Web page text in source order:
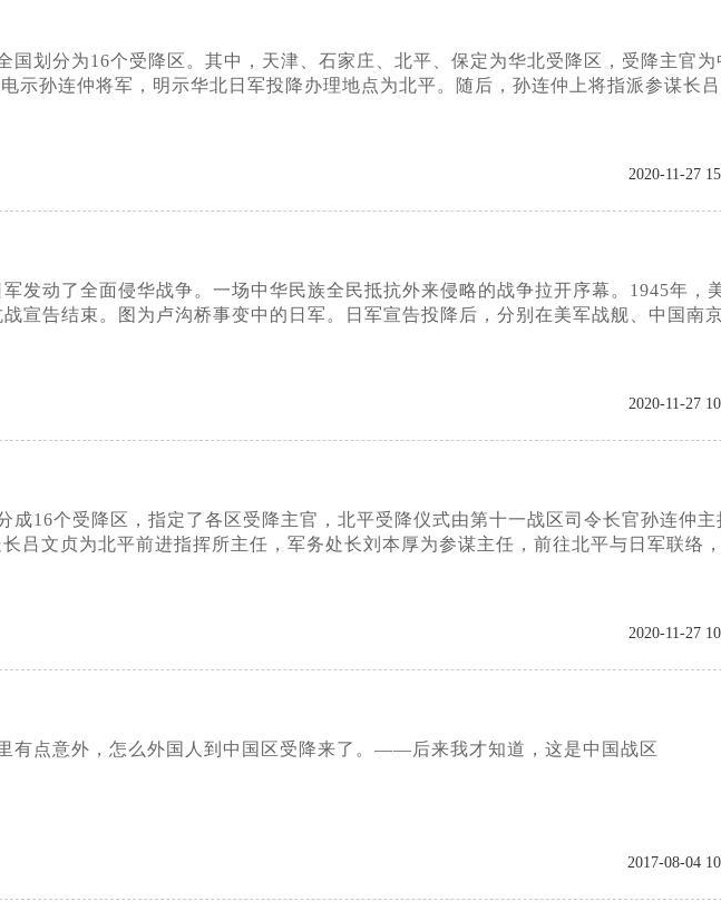
国划分为16个受降区。其中，天津、石家庄、北平、保定为华北受降区，受降主官为
示孙连仲将军，明示华北日军投降办理地点为北平。随后，孙连仲上将指派参谋长
2020-11-27
发动了全面侵华战争。一场中华民族全民抵抗外来侵略的战争拉开序幕。1945年，
宣告结束。图为卢沟桥事变中的日军。日军宣告投降后，分别在美军战舰、中国南
2020-11-27
成16个受降区，指定了各区受降主官，北平受降仪式由第十一战区司令长官孙连仲主
吕文贞为北平前进指挥所主任，军务处长刘本厚为参谋主任，前往北平与日军联络
2020-11-27
有点意外，怎么外国人到中国区受降来了。——后来我才知道，这是中国战区
2017-08-04